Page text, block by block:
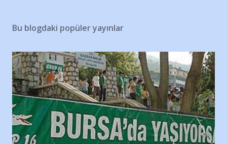
Bu blogdaki popüler yayınlar